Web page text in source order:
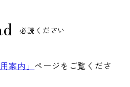
必読ください
案内」 ページをご覧くださ